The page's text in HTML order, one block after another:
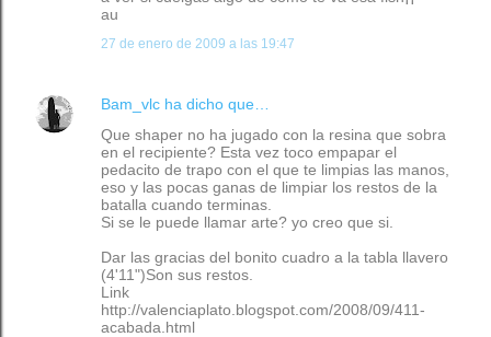
au
27 de enero de 2009 a las 19:47
Bam_vlc ha dicho que…
Que shaper no ha jugado con la resina que sobra
en el recipiente? Esta vez toco empapar el
pedacito de trapo con el que te limpias las manos,
eso y las pocas ganas de limpiar los restos de la
batalla cuando terminas.
Si se le puede llamar arte? yo creo que si.
Dar las gracias del bonito cuadro a la tabla llavero
(4'11")Son sus restos.
Link
http://valenciaplato.blogspot.com/2008/09/411-
acabada.html